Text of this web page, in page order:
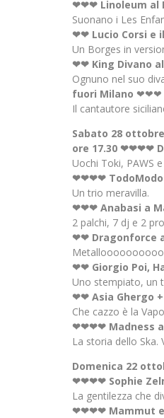
❤❤❤ Linoleum al
Suonano i Les
❤❤ Lucio Corsi e
Un Borges in
❤❤ King Divano al
Ognuno nel suo
fuori Milano ❤❤❤
Il cantautore
Sabato 28 ottobre
ore 17.30 ❤❤❤❤
Uochi Toki, PAWS
❤❤❤❤ TodoModo
Un trio meravilla.
❤❤❤ Anabasi a
2 palchi, 7 dj e 2
❤❤ Dragonforce
❤❤ Giorgio Poi,
Uno stempiato, un
❤❤ Asia Ghergo +
Che cazzo è la
❤❤❤❤ Madness
La storia dello Ska.
Domenica 22
❤❤❤❤ Sophie
La gentilezza che
❤❤❤❤ Mammut e